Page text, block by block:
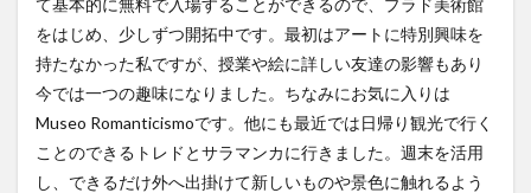
て基本的に無料で入場することができるので、プラド美術館
をはじめ、少しずつ開拓中です。最初はアートに特別興味を
持たなかった私ですが、授業や絵に詳しい友達の影響もあり
今では一つの趣味になりました。ちなみにお気に入りは
Museo Romanticismoです。他にも最近では日帰り観光で行く
ことのできるトレドとサラマンカに行きました。週末を活用
し、できるだけ外へ出掛けて新しいものや景色に触れるよう
人見杯英語スピーチコンテスト
企業
体験授業
保護者懇談会
優勝 入賞
公開講座
内定者報告会
冬休み 出発
初月レポート
受験生へのメッセージ
台湾
国際・地域研究